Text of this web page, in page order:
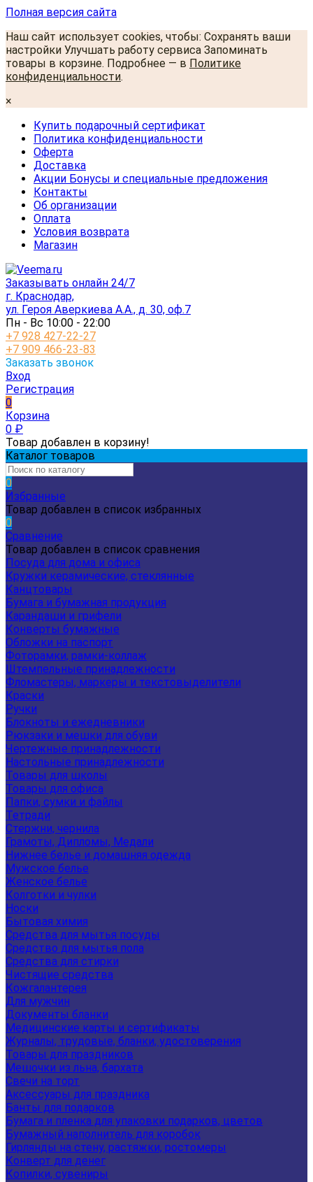
Полная версия сайта
Наш сайт использует cookies, чтобы: Сохранять ваши
настройки Улучшать работу сервиса Запоминать
товары в корзине. Подробнее — в Политике
конфиденциальности.
×
Купить подарочный сертификат
Политика конфиденциальности
Оферта
Доставка
Акции Бонусы и специальные предложения
Контакты
Об организации
Оплата
Условия возврата
Магазин
Заказывать онлайн 24/7
г. Краснодар,
ул. Героя Аверкиева А.А., д. 30, оф.7
Пн - Вс 10:00 - 22:00
+7 928 427-22-27
+7 909 466-23-83
Заказать звонок
Вход
Регистрация
0
Корзина
0 ₽
Товар добавлен в корзину!
Каталог товаров
0
Избранные
Товар добавлен в список избранных
0
Сравнение
Товар добавлен в список сравнения
Посуда для дома и офиса
Кружки керамические, стеклянные
Канцтовары
Бумага и бумажная продукция
Карандаши и грифели
Конверты бумажные
Обложки на паспорт
Фоторамки, рамки-коллаж
Штемпельные принадлежности
Фломастеры, маркеры и текстовыделители
Краски
Ручки
Блокноты и ежедневники
Рюкзаки и мешки для обуви
Чертежные принадлежности
Настольные принадлежности
Товары для школы
Товары для офиса
Папки, сумки и файлы
Тетради
Стержни, чернила
Грамоты, Дипломы, Медали
Нижнее белье и домашняя одежда
Мужское белье
Женское белье
Колготки и чулки
Носки
Бытовая химия
Средства для мытья посуды
Средство для мытья пола
Средства для стирки
Чистящие средства
Кожгалантерея
Для мужчин
Документы бланки
Медицинские карты и сертификаты
Журналы, трудовые, бланки, удостоверения
Товары для праздников
Мешочки из льна, бархата
Свечи на торт
Аксессуары для праздника
Банты для подарков
Бумага и пленка для упаковки подарков, цветов
Бумажный наполнитель для коробок
Гирлянды на стену, растяжки, ростомеры
Конверт для денег
Копилки, сувениры